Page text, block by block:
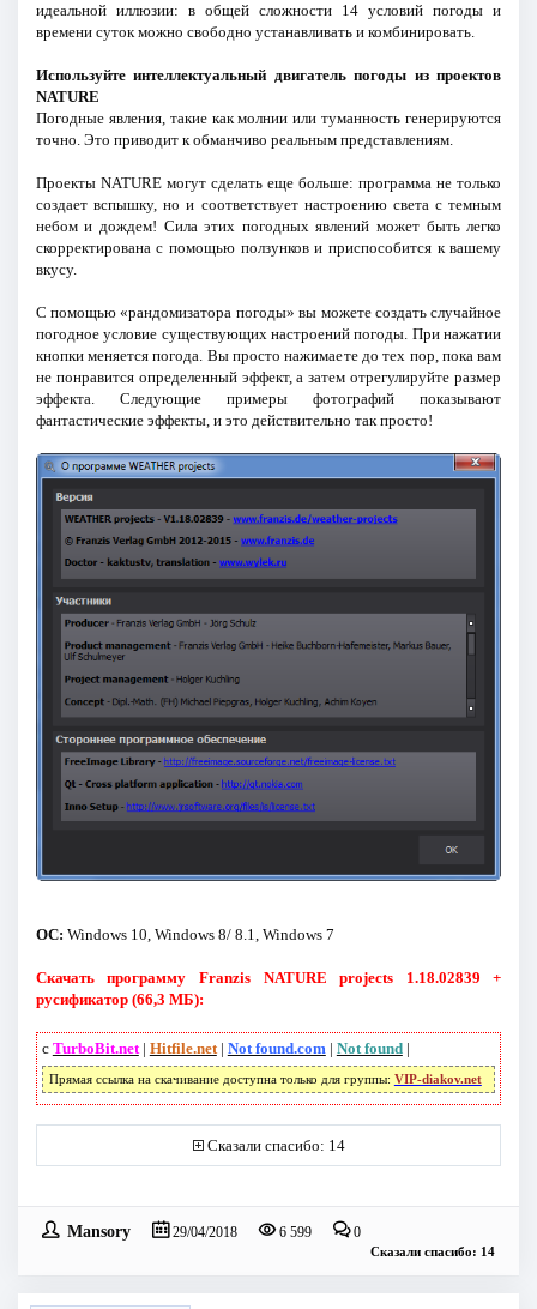
идеальной иллюзии: в общей сложности 14 условий погоды и
времени суток можно свободно устанавливать и комбинировать.
Используйте интеллектуальный двигатель погоды из проектов
NATURE
Погодные явления, такие как молнии или туманность генерируются
точно. Это приводит к обманчиво реальным представлениям.
Проекты NATURE могут сделать еще больше: программа не только
создает вспышку, но и соответствует настроению света с темным
небом и дождем! Сила этих погодных явлений может быть легко
скорректирована с помощью ползунков и приспособится к вашему
вкусу.
С помощью «рандомизатора погоды» вы можете создать случайное
погодное условие существующих настроений погоды. При нажатии
кнопки меняется погода. Вы просто нажимаете до тех пор, пока вам
не понравится определенный эффект, а затем отрегулируйте размер
эффекта. Следующие примеры фотографий показывают
фантастические эффекты, и это действительно так просто!
ОС: Windows 10, Windows 8/ 8.1, Windows 7
Скачать программу Franzis NATURE projects 1.18.02839 +
русификатор (66,3 МБ):
с TurboBit.net| Hitfile.net| Not found.com | Not found|
Прямая ссылка на скачивание доступна только для группы: VIP-diakov.net
Сказали спасибо: 14
Mansory 29/04/2018 6 599 0
Сказали спасибо: 14